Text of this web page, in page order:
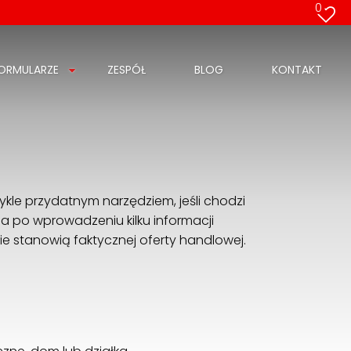
0
ZESPÓŁ BLOG KONTAKT
przydatnym narzędziem, jeśli chodzi
po wprowadzeniu kilku informacji
stanowią faktycznej oferty handlowej.